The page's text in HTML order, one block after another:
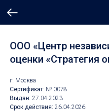
ООО «Центр
оценки «Стратегия
г. Москва
Сертификат: № 0078
Выдан: 27.04.2023
Срок действия: 26.04.2026